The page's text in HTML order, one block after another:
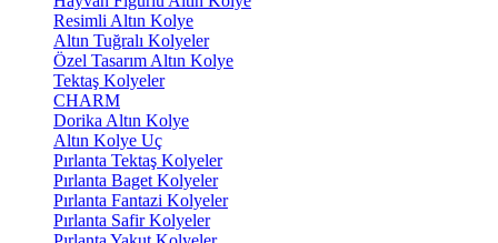
Resimli Altın Kolye
Altın Tuğralı Kolyeler
Özel Tasarım Altın Kolye
Tektaş Kolyeler
CHARM
Dorika Altın Kolye
Altın Kolye Uç
Pırlanta Tektaş Kolyeler
Pırlanta Baget Kolyeler
Pırlanta Fantazi Kolyeler
Pırlanta Safir Kolyeler